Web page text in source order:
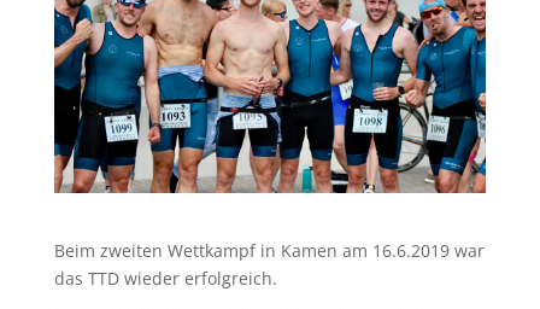
Beim zweiten Wettkampf in Kamen am 16.6.2019 war
das TTD wieder erfolgreich.